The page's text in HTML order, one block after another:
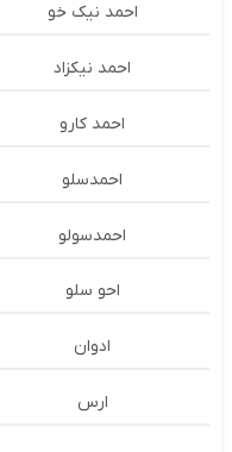
احمد نیک خو
احمد نیکزاد
احمد کارو
احمدسلو
احمدسولو
احو سلو
ادوان
ارس